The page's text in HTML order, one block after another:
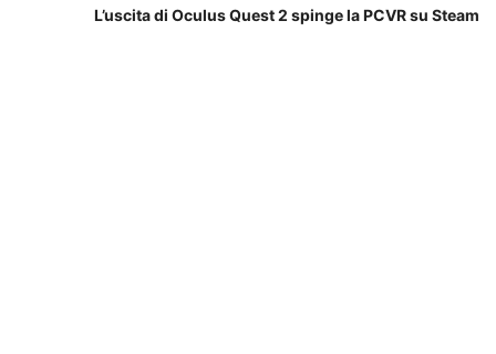
L’uscita di Oculus Quest 2 spinge la PCVR su Steam